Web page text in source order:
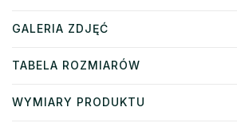
GALERIA ZDJĘĆ
TABELA ROZMIARÓW
WYMIARY PRODUKTU